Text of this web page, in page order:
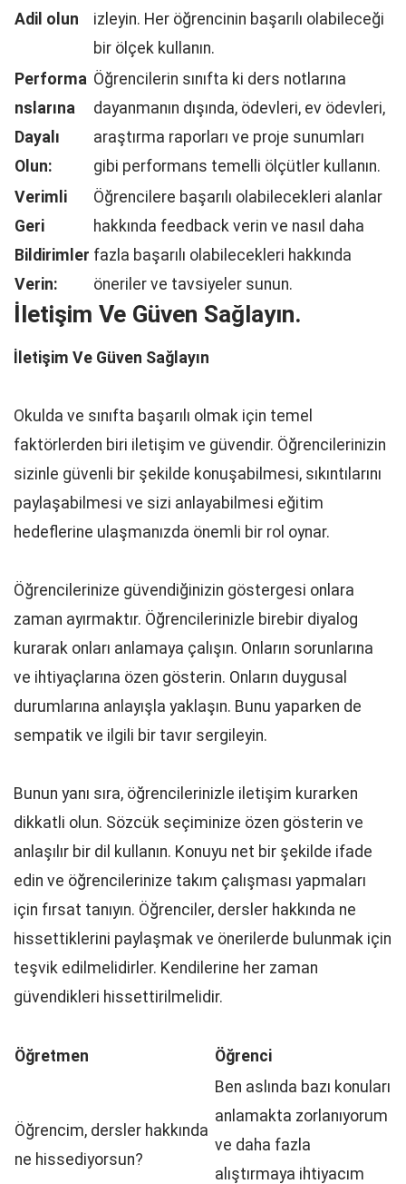
Adil olun
izleyin. Her öğrencinin başarılı olabileceği
bir ölçek kullanın.
Performa
nslarına
Dayalı
Olun:
Öğrencilerin sınıfta ki ders notlarına
dayanmanın dışında, ödevleri, ev ödevleri,
araştırma raporları ve proje sunumları
gibi performans temelli ölçütler kullanın.
Verimli
Geri
Bildirimler
Verin:
Öğrencilere başarılı olabilecekleri alanlar
hakkında feedback verin ve nasıl daha
fazla başarılı olabilecekleri hakkında
öneriler ve tavsiyeler sunun.
İletişim Ve Güven Sağlayın.
İletişim Ve Güven Sağlayın
Okulda ve sınıfta başarılı olmak için temel
faktörlerden biri iletişim ve güvendir. Öğrencilerinizin
sizinle güvenli bir şekilde konuşabilmesi, sıkıntılarını
paylaşabilmesi ve sizi anlayabilmesi eğitim
hedeflerine ulaşmanızda önemli bir rol oynar.
Öğrencilerinize güvendiğinizin göstergesi onlara
zaman ayırmaktır. Öğrencilerinizle birebir diyalog
kurarak onları anlamaya çalışın. Onların sorunlarına
ve ihtiyaçlarına özen gösterin. Onların duygusal
durumlarına anlayışla yaklaşın. Bunu yaparken de
sempatik ve ilgili bir tavır sergileyin.
Bunun yanı sıra, öğrencilerinizle iletişim kurarken
dikkatli olun. Sözcük seçiminize özen gösterin ve
anlaşılır bir dil kullanın. Konuyu net bir şekilde ifade
edin ve öğrencilerinize takım çalışması yapmaları
için fırsat tanıyın. Öğrenciler, dersler hakkında ne
hissettiklerini paylaşmak ve önerilerde bulunmak için
teşvik edilmelidirler. Kendilerine her zaman
güvendikleri hissettirilmelidir.
Öğretmen Öğrenci
Öğrencim, dersler hakkında
ne hissediyorsun?
Ben aslında bazı konuları
anlamakta zorlanıyorum
ve daha fazla
alıştırmaya ihtiyacım